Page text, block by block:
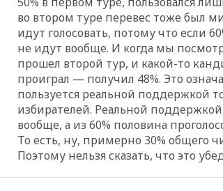
во втором туре перевес тоже был
идут голосовать, потому что если
не идут вообще. И когда мы
прошел второй тур, и какой-то
проиграл — получил 48%. Это
пользуется реальной поддержкой
избирателей. Реальной
вообще, а из 60% половина
То есть, ну, примерно 30% общего
Поэтому нельзя сказать, что это